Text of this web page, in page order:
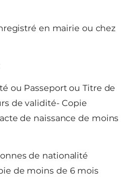
en mairie ou chez
ou Passeport ou Titre de
de validité- Copie
de naissance de moins
de nationalité
de moins de 6 mois